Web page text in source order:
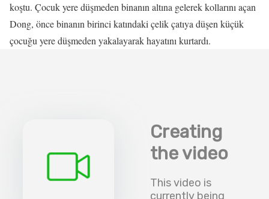
koştu. Çocuk yere düşmeden binanın altına gelerek kollarını açan
Dong, önce binanın birinci katındaki çelik çatıya düşen küçük
çocuğu yere düşmeden yakalayarak hayatını kurtardı.